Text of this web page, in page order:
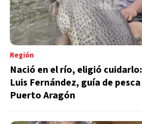
Región
Nació en el río, eligió
Luis Fernández, guía de
Puerto Aragón